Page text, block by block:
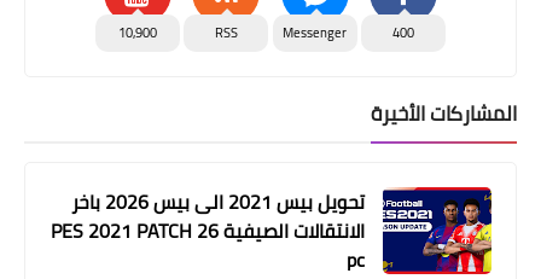
400
Messenger
RSS
10,900
المشاركات الأخيرة
تحويل بيس 2021 الى بيس 2026 باخر
الانتقالات الصيفية PES 2021 PATCH 26
pc